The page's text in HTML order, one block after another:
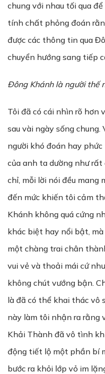
chung với nhau tối qua
tính chất phỏng đoán
được các thông tin qua
chuyển hướng sang tiếp
Đông Khánh là người thế
Tôi đã có cái nhìn rõ
sau vài ngày sống
người khó đoán hay
của anh ta dường như
chỉ, mỗi lời nói đều mang
đến mức khiến tôi cảm
Khánh không quá cứng
khác biệt hay nổi bật,
một chàng trai chân
vui vẻ và thoải mái cứ
không chút vướng bận.
là đã có thể khai thác vô
này làm tôi nhận ra rằng
Khải Thành đã vô tình
động tiết lộ một phần bí
bước ra khỏi lớp vỏ im